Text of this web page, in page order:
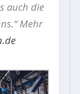
auch die
Mehr